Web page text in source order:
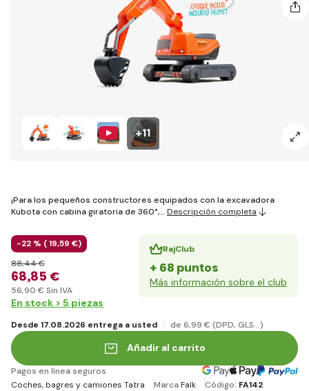
+11
¡Para los pequeños constructores equipados con la excavadora
Kubota con cabina giratoria de 360°,… Descripción completa
-22 % (19,59 €)
68,85 €
88,44 €
56,90 € Sin IVA
RajClub
+ 68 puntos
Más información sobre el club
En stock > 5 piezas
Desde 17.08.2026 entrega a usted de 6,99 € (DPD, GLS...)
Añadir al carrito
Pagos en línea seguros
Coches, bagres y camiones Tatra
MarcaFalk Código: FA142